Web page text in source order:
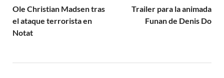
Ole Christian Madsen tras
el ataque terrorista en
Notat
Trailer para la animada
Funan de Denis Do